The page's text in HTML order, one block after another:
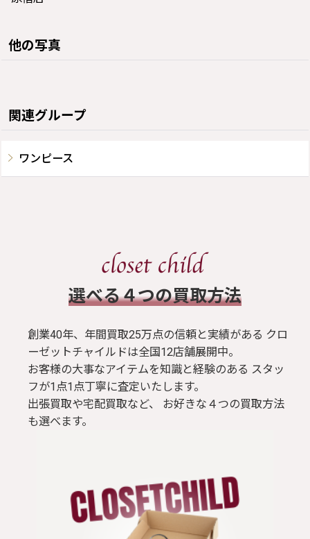
他の写真
関連グループ
ワンピース
​選べる４つの買取方法
創業40年、年間買取25万点の信頼と実績がある クロ
ーゼットチャイルドは全国12店舗展開中。
お客様の大事なアイテムを知識と経験のある スタッ
フが1点1点丁寧に査定いたします。
出張買取や宅配買取など、 お好きな４つの買取方法
も選べます。